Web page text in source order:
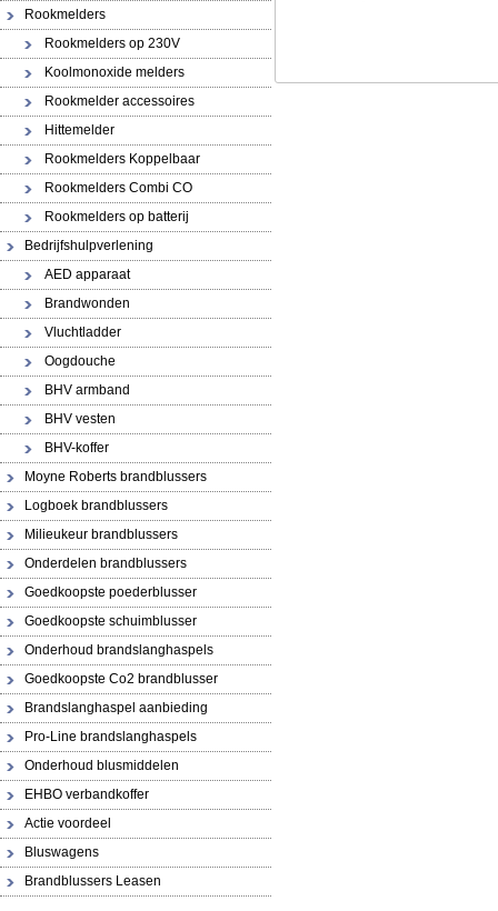
Rookmelders
Rookmelders op 230V
Koolmonoxide melders
Rookmelder accessoires
Hittemelder
Rookmelders Koppelbaar
Rookmelders Combi CO
Rookmelders op batterij
Bedrijfshulpverlening
AED apparaat
Brandwonden
Vluchtladder
Oogdouche
BHV armband
BHV vesten
BHV-koffer
Moyne Roberts brandblussers
Logboek brandblussers
Milieukeur brandblussers
Onderdelen brandblussers
Goedkoopste poederblusser
Goedkoopste schuimblusser
Onderhoud brandslanghaspels
Goedkoopste Co2 brandblusser
Brandslanghaspel aanbieding
Pro-Line brandslanghaspels
Onderhoud blusmiddelen
EHBO verbandkoffer
Actie voordeel
Bluswagens
Brandblussers Leasen